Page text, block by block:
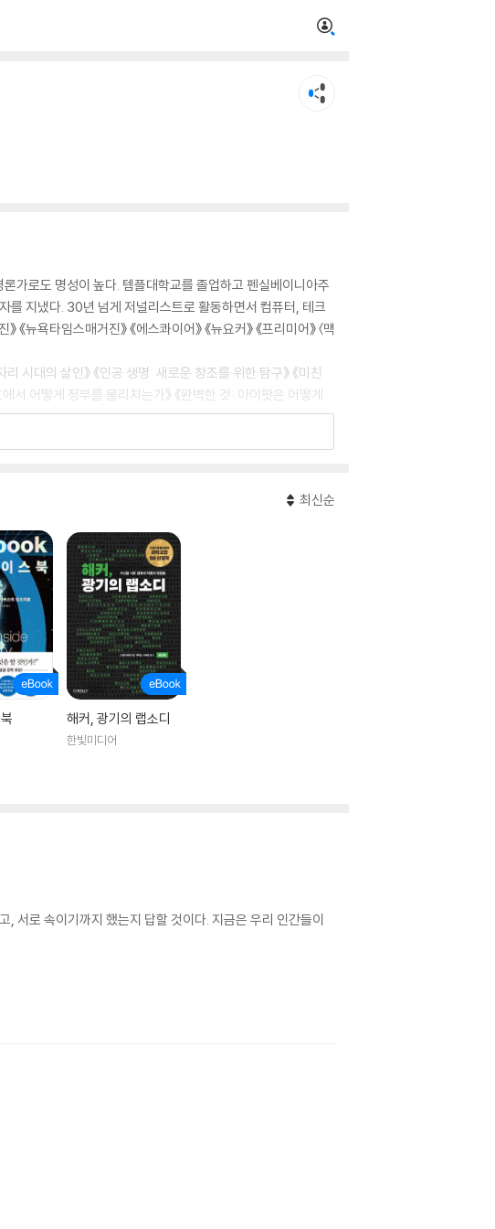
가로도 명성이 높다. 템플대학교를 졸업하고 펜실베이니아주
를 지냈다. 30년 넘게 저널리스트로 활동하면서 컴퓨터, 테크
욕타임스매거진》 《에스콰이어》 《뉴요커》 《프리미어》 〈맥
시대의 살인》 《인공 생명: 새로운 창조를 위한 탐구》 《미친
서 어떻게 정부를 물리치는가》 《완벽한 것: 아이팟은 어떻게
최신순
해커, 광기의 랩소디
한빛미디어
서로 속이기까지 했는지 답할 것이다. 지금은 우리 인간들이